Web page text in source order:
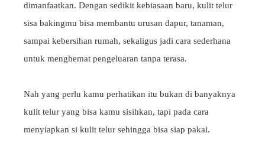
dimanfaatkan. Dengan sedikit kebiasaan baru, kulit telur
sisa bakingmu bisa membantu urusan dapur, tanaman,
sampai kebersihan rumah, sekaligus jadi cara sederhana
untuk menghemat pengeluaran tanpa terasa.
Nah yang perlu kamu perhatikan itu bukan di banyaknya
kulit telur yang bisa kamu sisihkan, tapi pada cara
menyiapkan si kulit telur sehingga bisa siap pakai.